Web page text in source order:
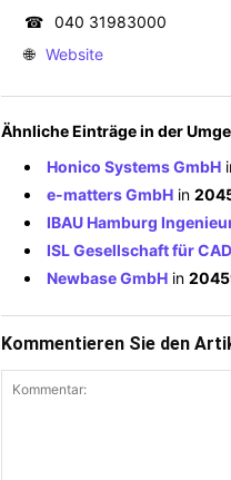
☎ 040 31983000
🌐 Website
Ähnliche Einträge in der
Honico Systems GmbH
e-matters GmbH in
IBAU Hamburg
ISL Gesellschaft für
Newbase GmbH in
Kommentieren Sie den